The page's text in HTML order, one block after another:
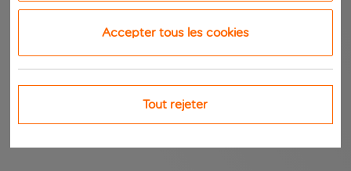
Accepter tous les cookies
Tout rejeter